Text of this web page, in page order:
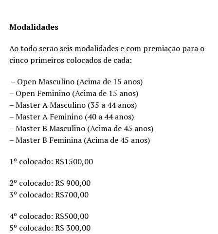
Modalidades
Ao todo serão seis modalidades e com premiação para o
cinco primeiros colocados de cada:
– Open Masculino (Acima de 15 anos)
– Open Feminino (Acima de 15 anos)
– Master A Masculino (35 a 44 anos)
– Master A Feminino (40 a 44 anos)
– Master B Masculino (Acima de 45 anos)
– Master B Feminina (Acima de 45 anos)
1º colocado: R$1500,00
2º colocado: R$ 900,00
3º colocado: R$700,00
4º colocado: R$500,00
5º colocado: R$ 300,00